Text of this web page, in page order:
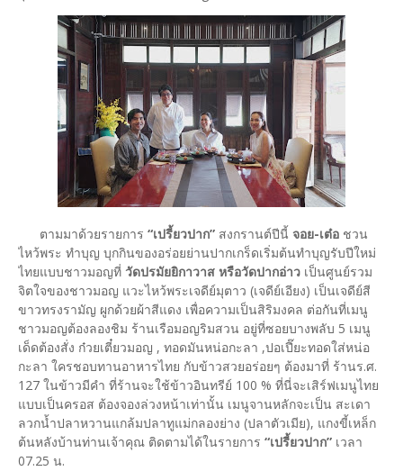
​ตามมาด้วยรายการ “เปรี้ยวปาก” สงกรานต์ปีนี้ จอย-เต๋อ ชวน
ไหว้พระ ทำบุญ บุกกินของอร่อยย่านปากเกร็ดเริ่มต้นทำบุญรับปีใหม่
ไทยแบบชาวมอญที่ วัดปรมัยยิกาวาส หรือวัดปากอ่าว เป็นศูนย์รวม
จิตใจของชาวมอญ แวะไหว้พระเจดีย์มุตาว (เจดีย์เอียง) เป็นเจดีย์สี
ขาวทรงรามัญ ผูกด้วยผ้าสีแดง เพื่อความเป็นสิริมงคล ต่อกันที่เมนู
ชาวมอญต้องลองชิม ร้านเรือมอญริมสวน อยู่ที่ซอยบางพลับ 5 เมนู
เด็ดต้องสั่ง ก๋วยเตี๋ยวมอญ , ทอดมันหน่อกะลา ,ปอเปี๊ยะทอดใส่หน่อ
กะลา ใครชอบทานอาหารไทย กับข้าวสวยอร่อยๆ ต้องมาที่ ร้านร.ศ.
127 ในข้าวมีคำ ที่ร้านจะใช้ข้าวอินทรีย์ 100 % ที่นี่จะเสิร์ฟเมนูไทย
แบบเป็นครอส ต้องจองล่วงหน้าเท่านั้น เมนูจานหลักจะเป็น สะเดา
ลวกน้ำปลาหวานแกล้มปลาทูแม่กลองย่าง (ปลาตัวเมีย), แกงขี้เหล็ก
ต้นหลังบ้านท่านเจ้าคุณ ติดตามได้ในรายการ “เปรี้ยวปาก” เวลา
07.25 น.